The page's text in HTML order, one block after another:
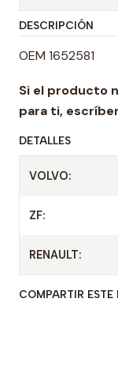
i
d
d
DESCRIPCIÓN
OEM 1652581
Si el producto
para ti,
DETALLES
VOLVO:
ZF:
RENAULT:
COMPARTIR